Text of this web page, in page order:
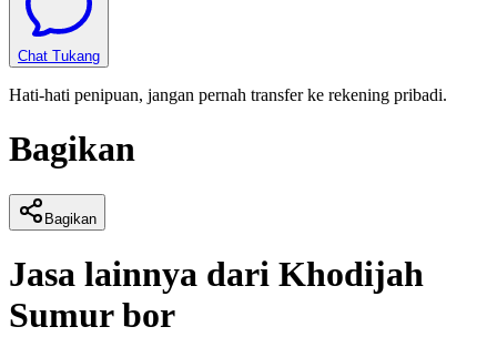
Chat Tukang
Hati-hati penipuan, jangan pernah transfer ke rekening pribadi.
Bagikan
Bagikan
Jasa lainnya dari Khodijah
Sumur bor